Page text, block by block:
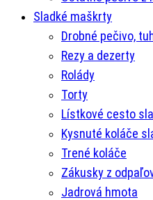
Sladké maškrty
Drobné pečivo,
Rezy a dezerty
Rolády
Torty
Lístkové cesto
Kysnuté koláče
Trené koláče
Zákusky z
Jadrová hmota